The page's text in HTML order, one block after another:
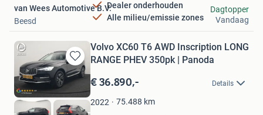
Dealer onderhouden
Alle milieu/emissie zones
van Wees Automotive B.V.
Beesd
Dagtopper
Vandaag
Bewaren
in
Mijn
Favorieten
Volvo XC60 T6 AWD Inscription LONG
RANGE PHEV 350pk | Panoda
€ 36.890,- Details
2022 75.488 km